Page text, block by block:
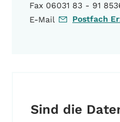
Fax 06031 83 - 91
E-Mail
Postfach
Sind die